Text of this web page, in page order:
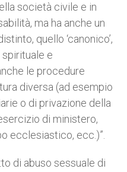
società civile e in
ma ha anche un
quello ‘canonico’,
spirituale e
le procedure
diversa (ad esempio
o di privazione della
di ministero,
ecclesiastico, ecc.)”.
di abuso sessuale di